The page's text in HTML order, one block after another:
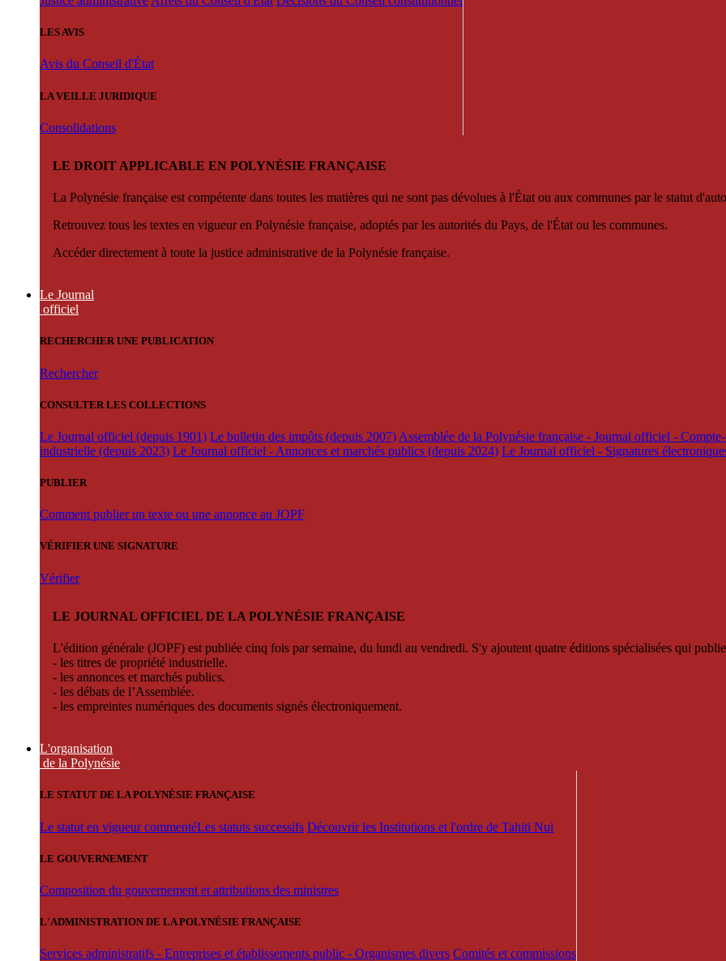
LES AVIS
Avis du Conseil d'État
LA VEILLE JURIDIQUE
Consolidations
LE DROIT APPLICABLE EN POLYNÉSIE FRANÇAISE
La Polynésie française est compétente dans toutes les matières qui ne sont pas dévolues à l'État ou aux communes par le statut
Retrouvez tous les textes en vigueur en Polynésie française, adoptés par les autorités du Pays, de l'État ou les communes.
Accéder directement à toute la justice administrative de la Polynésie française.
Le Journal
officiel
RECHERCHER UNE PUBLICATION
Rechercher
CONSULTER LES COLLECTIONS
Le Journal officiel (depuis 1901) Le bulletin des impôts (depuis 2007) Assemblée de la Polynésie française - Journal officiel -
industrielle (depuis 2023) Le Journal officiel - Annonces et marchés publics (depuis 2024) Le Journal officiel - Signatures
PUBLIER
Comment publier un texte ou une annonce au JOPF
VÉRIFIER UNE SIGNATURE
Vérifier
LE JOURNAL OFFICIEL DE LA POLYNÉSIE FRANÇAISE
L'édition générale (JOPF) est publiée cinq fois par semaine, du lundi au vendredi. S'y ajoutent quatre éditions spécialisées qui
- les titres de propriété industrielle.
- les annonces et marchés publics.
- les débats de l’Assemblée.
- les empreintes numériques des documents signés électroniquement.
L'organisation
de la Polynésie
LE STATUT DE LA POLYNÉSIE FRANÇAISE
Le statut en vigueur commentéLes statuts successifs Découvrir les Institutions et l'ordre de Tahiti Nui
LE GOUVERNEMENT
Composition du gouvernement et attributions des ministres
L'ADMINISTRATION DE LA POLYNÉSIE FRANÇAISE
Services administratifs - Entreprises et établissements public - Organismes divers Comités et commissions